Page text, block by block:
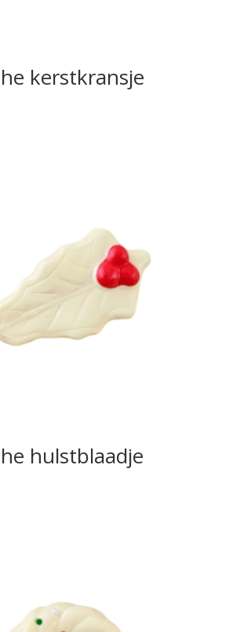
kerstkransje
hulstblaadje